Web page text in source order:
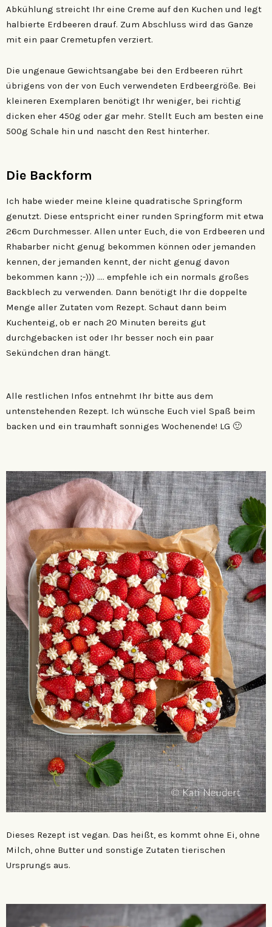
Abkühlung streicht Ihr eine Creme auf den Kuchen und legt
halbierte Erdbeeren drauf. Zum Abschluss wird das Ganze
mit ein paar Cremetupfen verziert.
Die ungenaue Gewichtsangabe bei den Erdbeeren rührt
übrigens von der von Euch verwendeten Erdbeergröße. Bei
kleineren Exemplaren benötigt Ihr weniger, bei richtig
dicken eher 450g oder gar mehr. Stellt Euch am besten eine
500g Schale hin und nascht den Rest hinterher.
Die Backform
Ich habe wieder meine kleine quadratische Springform
genutzt. Diese entspricht einer runden Springform mit etwa
26cm Durchmesser. Allen unter Euch, die von Erdbeeren und
Rhabarber nicht genug bekommen können oder jemanden
kennen, der jemanden kennt, der nicht genug davon
bekommen kann ;-))) …. empfehle ich ein normals großes
Backblech zu verwenden. Dann benötigt Ihr die doppelte
Menge aller Zutaten vom Rezept. Schaut dann beim
Kuchenteig, ob er nach 20 Minuten bereits gut
durchgebacken ist oder Ihr besser noch ein paar
Sekündchen dran hängt.
Alle restlichen Infos entnehmt Ihr bitte aus dem
untenstehenden Rezept. Ich wünsche Euch viel Spaß beim
backen und ein traumhaft sonniges Wochenende! LG 🙂
Dieses Rezept ist vegan. Das heißt, es kommt ohne Ei, ohne
Milch, ohne Butter und sonstige Zutaten tierischen
Ursprungs aus.